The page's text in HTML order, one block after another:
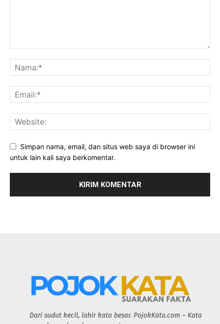
Simpan nama, email, dan situs web saya di browser ini
untuk lain kali saya berkomentar.
Dari sudut kecil, lahir kata besar. PojokKata.com – Kata